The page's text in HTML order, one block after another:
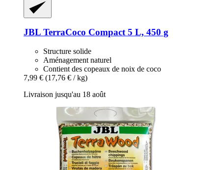
JBL TerraCoco Compact 5 L, 450 g
Structure solide
Aménagement naturel
Contient des copeaux de noix de coco
7,99 € (17,76 € / kg)
Livraison jusqu'au 18 août